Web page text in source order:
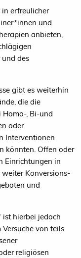
erfreulicher
und
anbieten,
und des
gibt es weiterhin
die die
Homo-, Bi-und
oder
Interventionen
könnten. Offen oder
Einrichtungen in
Konversions-
und
ist hierbei jedoch
von teils
religiösen